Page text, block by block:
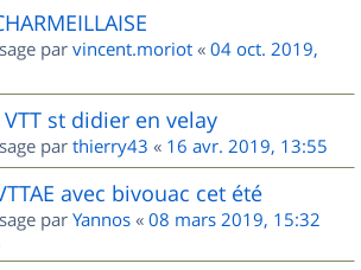
par vincent.moriot « 04 oct. 2019,
st didier en velay
par thierry43 « 16 avr. 2019, 13:55
avec bivouac cet été
par Yannos « 08 mars 2019, 15:32